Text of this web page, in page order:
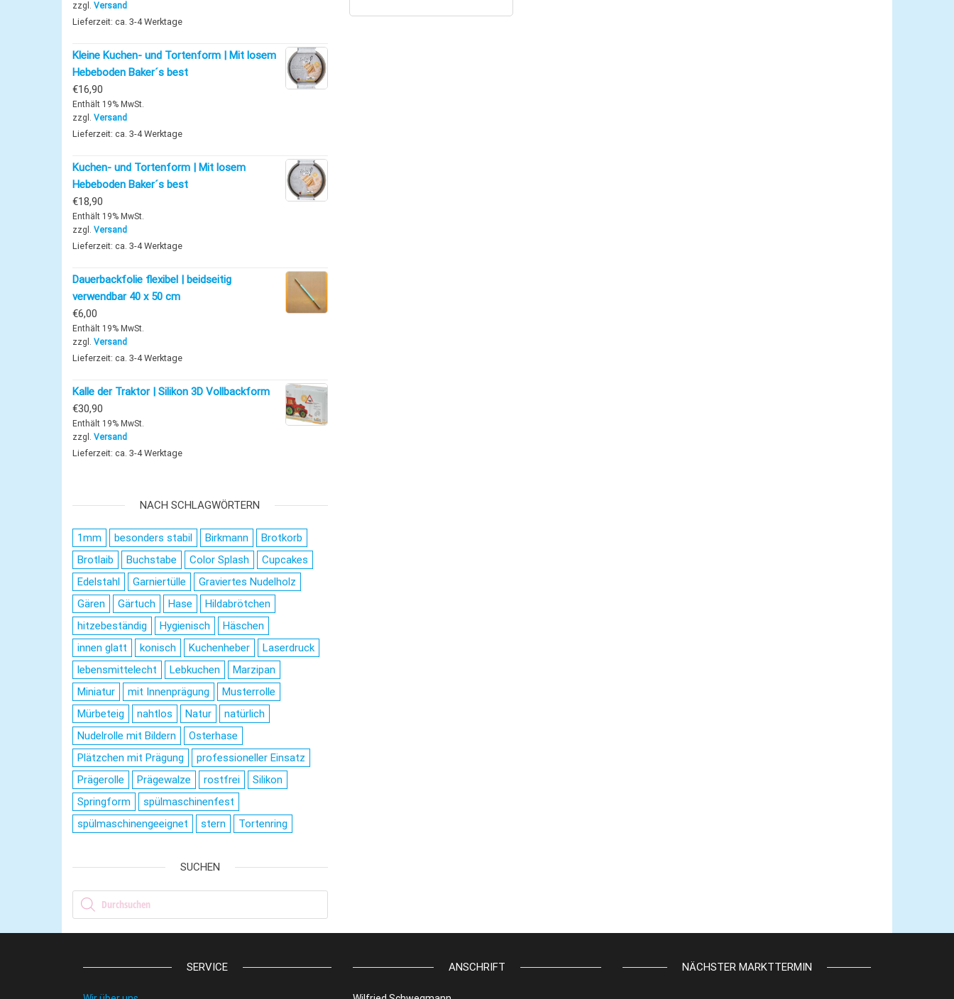
zzgl. Versand
Lieferzeit: ca. 3-4 Werktage
Kleine Kuchen- und Tortenform | Mit losem
Hebeboden Baker´s best
€16,90
Enthält 19% MwSt.
zzgl. Versand
Lieferzeit: ca. 3-4 Werktage
Kuchen- und Tortenform | Mit losem
Hebeboden Baker´s best
€18,90
Enthält 19% MwSt.
zzgl. Versand
Lieferzeit: ca. 3-4 Werktage
Dauerbackfolie flexibel | beidseitig
verwendbar 40 x 50 cm
€6,00
Enthält 19% MwSt.
zzgl. Versand
Lieferzeit: ca. 3-4 Werktage
Kalle der Traktor | Silikon 3D Vollbackform
€30,90
Enthält 19% MwSt.
zzgl. Versand
Lieferzeit: ca. 3-4 Werktage
NACH SCHLAGWÖRTERN
1mm besonders stabil Birkmann
Brotkorb
Brotlaib
Buchstabe Color Splash
Cupcakes
Edelstahl
Garniertülle
Graviertes Nudelholz
Gären
Gärtuch Hase
Hildabrötchen
hitzebeständig
Hygienisch
Häschen
innen glatt
konisch Kuchenheber
Laserdruck
lebensmittelecht
Lebkuchen
Marzipan
Miniatur
mit Innenprägung
Musterrolle
Mürbeteig
nahtlos Natur
natürlich
Nudelrolle mit Bildern
Osterhase
Plätzchen mit Prägung
professioneller Einsatz
Prägerolle
Prägewalze rostfrei
Silikon
Springform
spülmaschinenfest
spülmaschinengeeignet
stern Tortenring
SUCHEN
Products search
SERVICE ANSCHRIFT NÄCHSTER MARKTTERMIN